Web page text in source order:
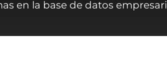
en la base de datos